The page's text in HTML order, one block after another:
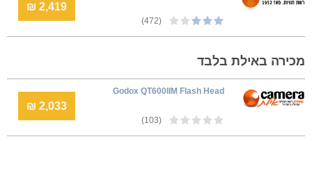
(472)
2,419 ₪
מכירה באילת בלבד
Godox QT600IIM Flash Head
(103)
2,033 ₪